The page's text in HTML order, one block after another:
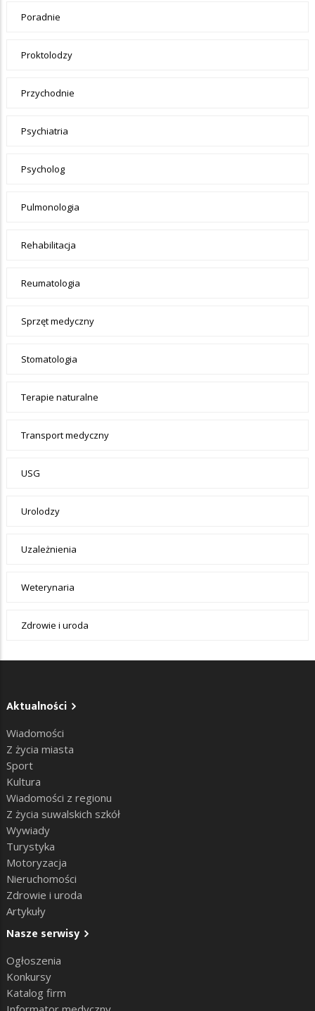
Poradnie
Proktolodzy
Przychodnie
Psychiatria
Psycholog
Pulmonologia
Rehabilitacja
Reumatologia
Sprzęt medyczny
Stomatologia
Terapie naturalne
Transport medyczny
USG
Urolodzy
Uzależnienia
Weterynaria
Zdrowie i uroda
Aktualności
Wiadomości
Z życia miasta
Sport
Kultura
Wiadomości z regionu
Z życia suwalskich szkół
Wywiady
Turystyka
Motoryzacja
Nieruchomości
Zdrowie i uroda
Artykuły
Nasze serwisy
Ogłoszenia
Konkursy
Katalog firm